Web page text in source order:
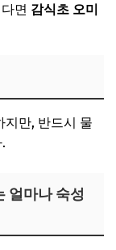
면 감식초 오미
지만, 반드시 물
얼마나 숙성